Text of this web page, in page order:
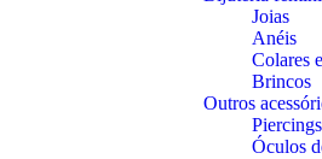
Joias
Anéis
Colares
Brincos
Outros
Piercings
Óculos